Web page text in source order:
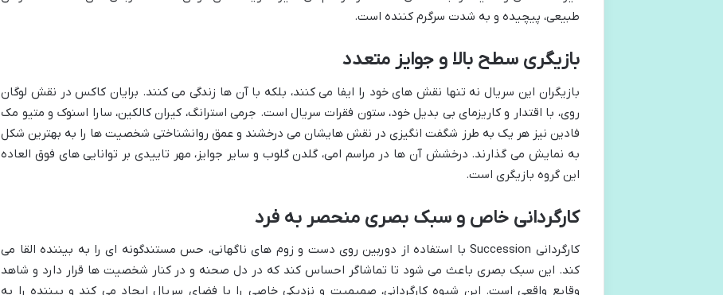
طبیعی، پیچیده و به شدت سرگرم کننده است.
بازیگری سطح بالا و جوایز متعدد
بازیگران این سریال نه تنها نقش های خود را ایفا می کنند، بلکه با آن ها زندگی می کنند. برایان کاکس در نقش لوگان
روی، با اقتدار و کاریزمای بی بدیل خود، ستون فقرات سریال است. جرمی استرانگ، کیران کالکین، سارا اسنوک و متیو مک
فادین نیز هر یک به طرز شگفت انگیزی در نقش هایشان می درخشند و عمق روانشناختی شخصیت ها را به بهترین شکل
به نمایش می گذارند. درخشش آن ها در مراسم امی، گلدن گلوب و سایر جوایز، مهر تاییدی بر توانایی های فوق العاده
این گروه بازیگری است.
کارگردانی خاص و سبک بصری منحصر به فرد
کارگردانی Succession با استفاده از دوربین روی دست و زوم های ناگهانی، حس مستندگونه ای را به بیننده القا می
کند. این سبک بصری باعث می شود تا تماشاگر احساس کند که در دل صحنه و در کنار شخصیت ها قرار دارد و شاهد
وقایع واقعی است. این شیوه کارگردانی، صمیمیت و نزدیکی خاصی را با فضای سریال ایجاد می کند و بیننده را به